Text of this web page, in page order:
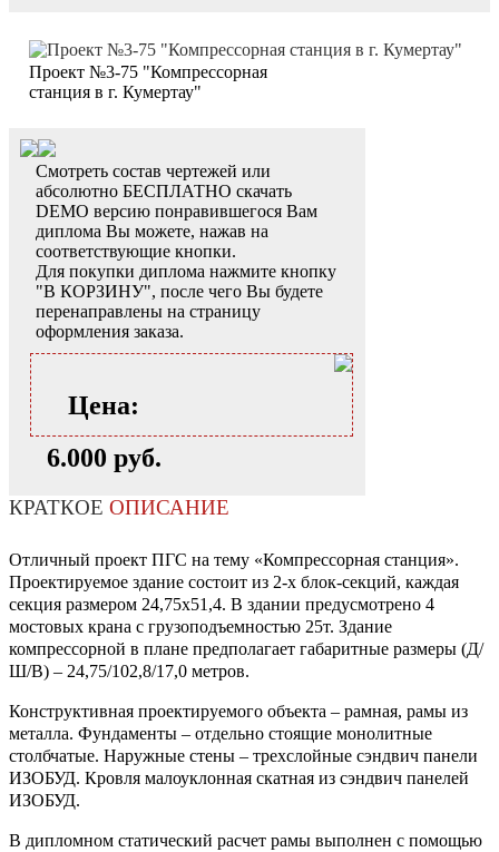
Проект №3-75 "Компрессорная
станция в г. Кумертау"
Смотреть состав чертежей или
абсолютно БЕСПЛАТНО скачать
DEMO версию понравившегося Вам
диплома Вы можете, нажав на
соответствующие кнопки.
Для покупки диплома нажмите кнопку
"В КОРЗИНУ", после чего Вы будете
перенаправлены на страницу
оформления заказа.
Цена:
6.000 руб.
КРАТКОЕ ОПИСАНИЕ
Отличный проект ПГС на тему «Компрессорная станция».
Проектируемое здание состоит из 2-х блок-секций, каждая
секция размером 24,75х51,4. В здании предусмотрено 4
мостовых крана с грузоподъемностью 25т. Здание
компрессорной в плане предполагает габаритные размеры (Д/
Ш/В) – 24,75/102,8/17,0 метров.
Конструктивная проектируемого объекта – рамная, рамы из
металла. Фундаменты – отдельно стоящие монолитные
столбчатые. Наружные стены – трехслойные сэндвич панели
ИЗОБУД. Кровля малоуклонная скатная из сэндвич панелей
ИЗОБУД.
В дипломном статический расчет рамы выполнен с помощью